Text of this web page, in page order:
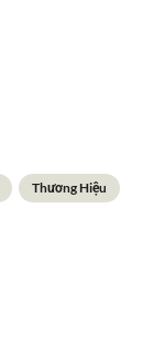
Thương Hiệu